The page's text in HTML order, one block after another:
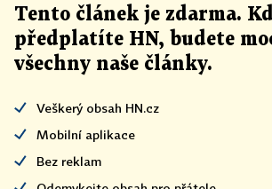
Tento článek je zdarma.
předplatíte HN, budete
všechny naše články.
Veškerý obsah HN.cz
Mobilní aplikace
Bez reklam